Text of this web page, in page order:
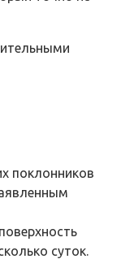
поклонников
суток.